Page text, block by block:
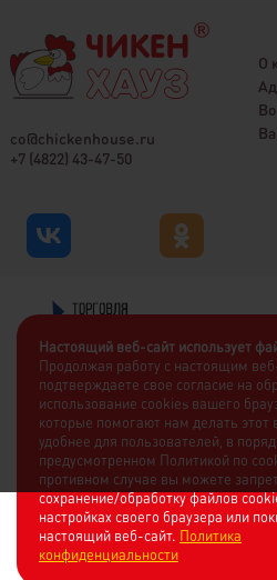
co@chickenhouse.ru
+7 (4822) 43-47-50
О
Настоящий веб-сайт использует
Продолжая работу с настоящим
подтверждаете свое согласие на
использование cookies вашего
которые помогают нам делать этот
удобнее для пользователей, в
предусмотренном Политикой по
противном случае вы можете
сохранение/обработку файлов
настройках своего браузера или
настоящий веб-сайт. Политика
конфиденциальности